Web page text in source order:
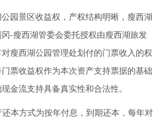
园景区收益权，产权结构明晰，瘦西湖
-瘦西湖管委会委托授权由瘦西湖旅发
瘦西湖公园管理处划付的门票收入的权
票收益权作为本次资产支持票据的基础
金流支持具备真实性和合法性。
本方式为按年付息，到期还本，每年对